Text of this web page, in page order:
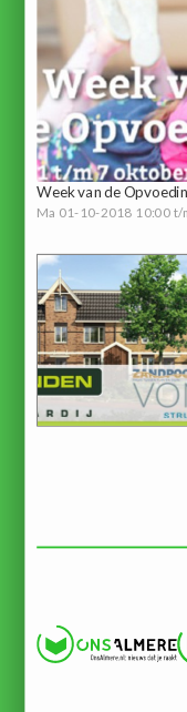
Week van de
Ma 01-10-2018 10:00